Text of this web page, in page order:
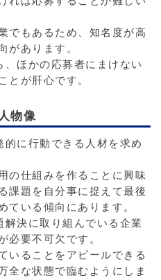
でもあるため、知名度が高
があります。
ほかの応募者にまけない
とが肝心です。
物像
に行動できる人材を求め
の仕組みを作ることに興味
課題を自分事に捉えて最後
ている傾向にあります。
決に取り組んでいる企業
必要不可欠です。
いることをアピールできる
全な状態で臨むようにしま